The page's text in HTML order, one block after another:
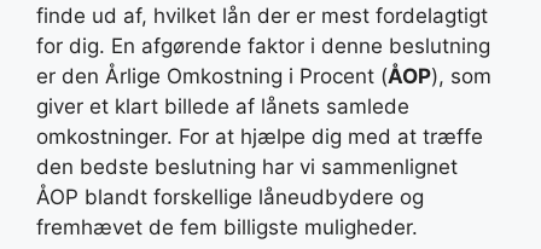
finde ud af, hvilket lån der er mest fordelagtigt
for dig. En afgørende faktor i denne beslutning
er den Årlige Omkostning i Procent (ÅOP), som
giver et klart billede af lånets samlede
omkostninger. For at hjælpe dig med at træffe
den bedste beslutning har vi sammenlignet
ÅOP blandt forskellige låneudbydere og
fremhævet de fem billigste muligheder.